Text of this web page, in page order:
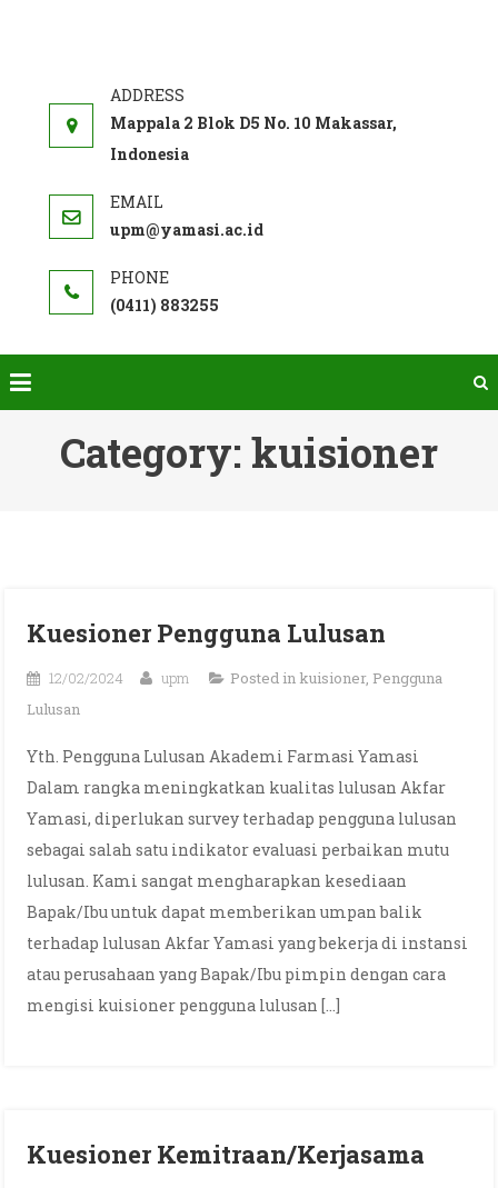
MUTU INTERNAL
Mappala 2 Blok D5 No. 10 Makassar,
Indonesia
upm@yamasi.ac.id
(0411) 883255
Category: kuisioner
Kuesioner Pengguna Lulusan
12/02/2024 upm Posted in kuisioner, Pengguna
Lulusan
Yth. Pengguna Lulusan Akademi Farmasi Yamasi
Dalam rangka meningkatkan kualitas lulusan Akfar
Yamasi, diperlukan survey terhadap pengguna lulusan
sebagai salah satu indikator evaluasi perbaikan mutu
lulusan. Kami sangat mengharapkan kesediaan
Bapak/Ibu untuk dapat memberikan umpan balik
terhadap lulusan Akfar Yamasi yang bekerja di instansi
atau perusahaan yang Bapak/Ibu pimpin dengan cara
mengisi kuisioner pengguna lulusan […]
Kuesioner Kemitraan/Kerjasama